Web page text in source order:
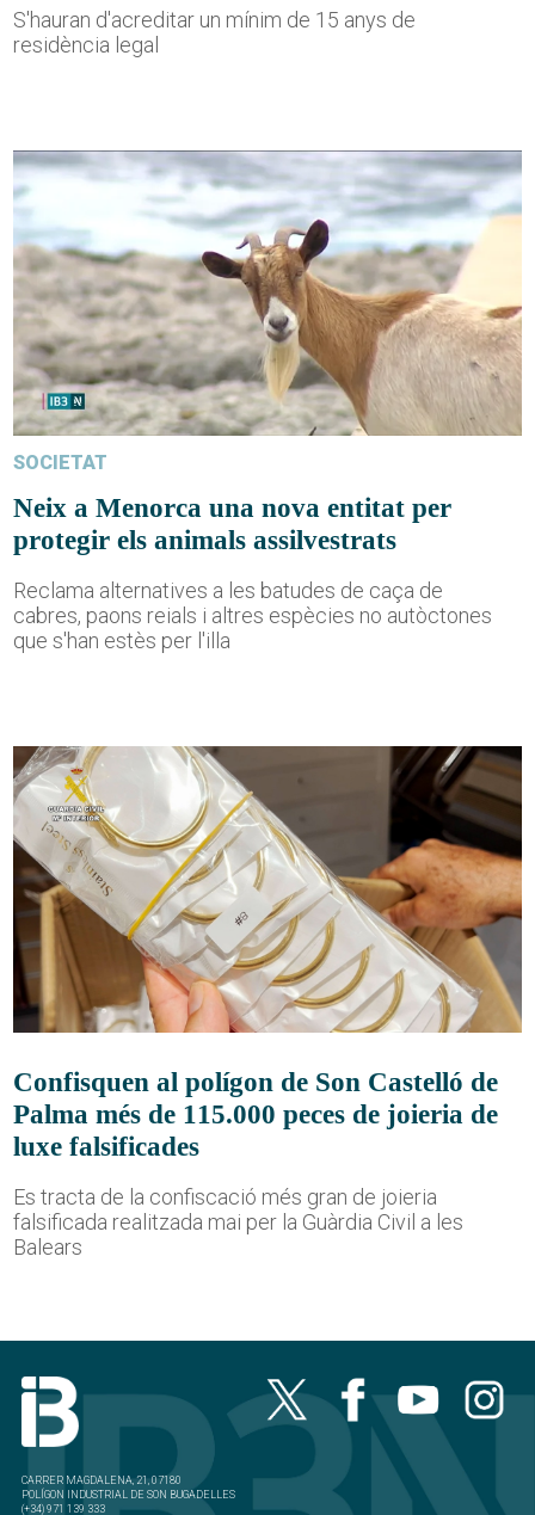
S'hauran d'acreditar un mínim de 15 anys de
residència legal
SOCIETAT
Neix a Menorca una nova entitat per
protegir els animals assilvestrats
Reclama alternatives a les batudes de caça de
cabres, paons reials i altres espècies no autòctones
que s'han estès per l'illa
Confisquen al polígon de Son Castelló de
Palma més de 115.000 peces de joieria de
luxe falsificades
Es tracta de la confiscació més gran de joieria
falsificada realitzada mai per la Guàrdia Civil a les
Balears
CARRER MAGDALENA, 21, 07180
POLÍGON INDUSTRIAL DE SON BUGADELLES
(+34) 971 139 333